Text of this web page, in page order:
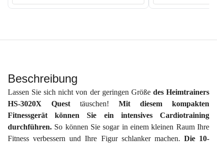
Beschreibung
Lassen Sie sich nicht von der geringen Größe des Heimtrainers
HS-3020X Quest täuschen! Mit diesem kompakten
Fitnessgerät können Sie ein intensives Cardiotraining
durchführen. So können Sie sogar in einem kleinen Raum Ihre
Fitness verbessern und Ihre Figur schlanker machen. Die 10-